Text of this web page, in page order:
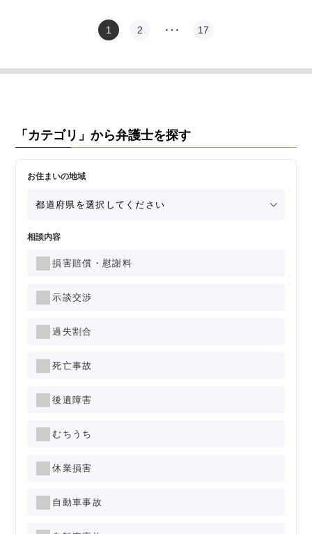
1 2 … 17
「カテゴリ」から弁護士を探す
お住まいの地域
相談内容
損害賠償・慰謝料
示談交渉
過失割合
死亡事故
後遺障害
むちうち
休業損害
自動車事故